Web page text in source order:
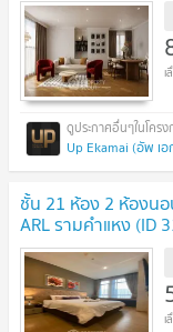
Up Ekamai (อัพ เ
ชั้น 21 ห้อง 2 ห้องนอ
ARL รามคำแหง (ID